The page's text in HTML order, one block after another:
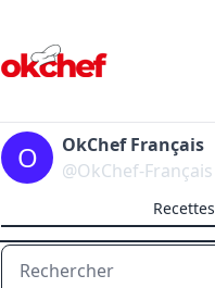
O
OkChef Français
@OkChef-Français
Recettes